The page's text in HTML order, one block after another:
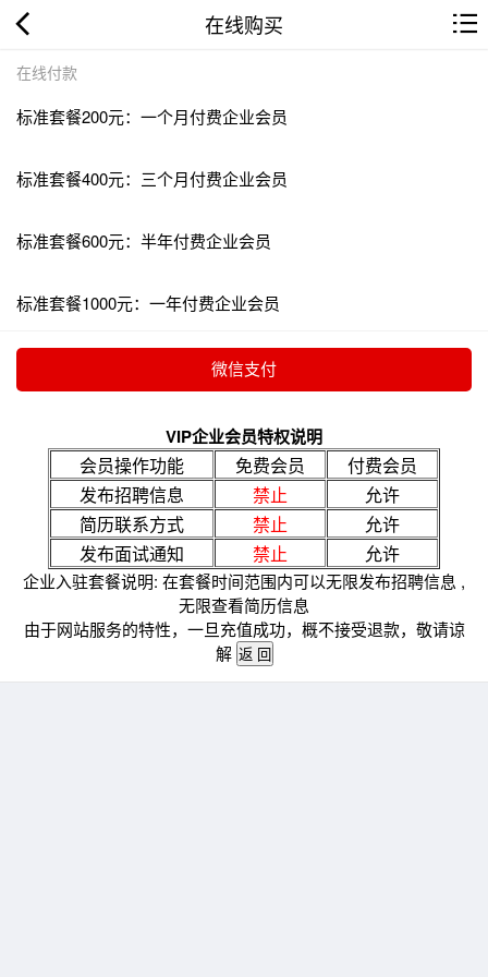
在线购买
在线付款
标准套餐200元：一个月付费企业会员
标准套餐400元：三个月付费企业会员
标准套餐600元：半年付费企业会员
标准套餐1000元：一年付费企业会员
VIP企业会员特权说明
会员操作功能 免费会员
付费会员
发布招聘信息
禁止
允许
简历联系方式
禁止
允许
发布面试通知
禁止 允许
企业入驻套餐说明: 在套餐时间范围内可以无限发布招聘信息 ,
无限查看简历信息
由于网站服务的特性，一旦充值成功，概不接受退款，敬请谅
解